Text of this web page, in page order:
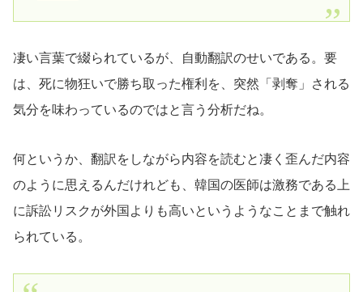
凄い言葉で綴られているが、自動翻訳のせいである。要
は、死に物狂いで勝ち取った権利を、突然「剥奪」される
気分を味わっているのではと言う分析だね。
何というか、翻訳をしながら内容を読むと凄く歪んだ内容
のように思えるんだけれども、韓国の医師は激務である上
に訴訟リスクが外国よりも高いというようなことまで触れ
られている。